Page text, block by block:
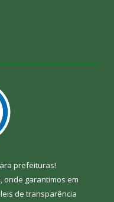
prefeituras!
onde garantimos em
leis de transparência